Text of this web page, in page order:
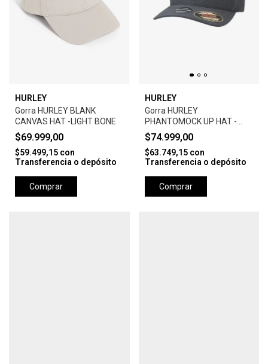
HURLEY
Gorra HURLEY BLANK
CANVAS HAT -LIGHT BONE
$69.999,00
$59.499,15 con
Transferencia o depósito
Comprar
HURLEY
Gorra HURLEY
PHANTOMOCK UP HAT -
BLACK
$74.999,00
$63.749,15 con
Transferencia o depósito
Comprar